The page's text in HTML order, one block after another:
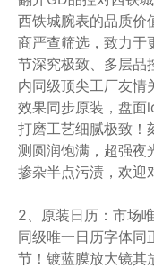
西铁城腕表的品质价
商严查筛选，致力于
节深究极致、多层品
内同级顶尖工厂友情
效果同步原装，盘面
打磨工艺细腻极致！
测圆润饱满，超强夜
掺杂半点污渍，欢迎
2、原装日历：市场
同级唯一日历字体同
节！镀蓝膜放大镜其